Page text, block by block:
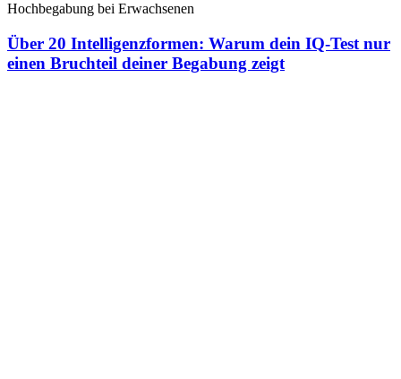
Hochbegabung bei Erwachsenen
Über 20 Intelligenzformen: Warum dein IQ-Test nur
einen Bruchteil deiner Begabung zeigt